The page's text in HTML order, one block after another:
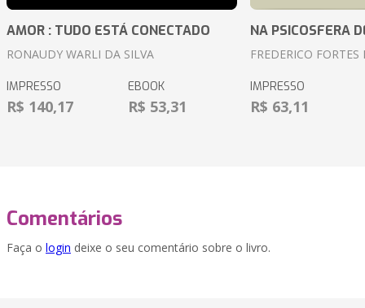
AMOR : TUDO ESTÁ CONECTADO
RONAUDY WARLI DA SILVA
IMPRESSO
R$ 140,17
EBOOK
R$ 53,31
NA PSICOSFERA
FREDERICO FORTES
IMPRESSO
R$ 63,11
Comentários
Faça o login deixe o seu comentário sobre o livro.